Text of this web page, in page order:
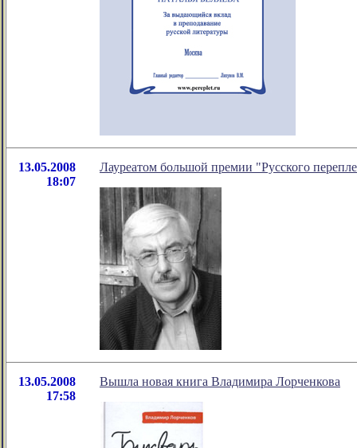
13.05.2008
18:07
Лауреатом большой премии "Русского
13.05.2008
17:58
Вышла новая книга Владимира Лорченкова